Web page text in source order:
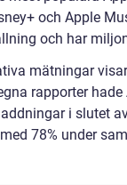
och Apple
och har
mätningar
rapporter
i slutet
78% under